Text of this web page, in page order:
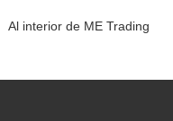
Al interior de ME Trading